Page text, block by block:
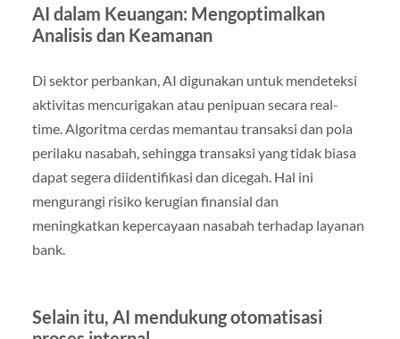
AI dalam Keuangan: Mengoptimalkan
Analisis dan Keamanan
Di sektor perbankan, AI digunakan untuk mendeteksi
aktivitas mencurigakan atau penipuan secara real-
time. Algoritma cerdas memantau transaksi dan pola
perilaku nasabah, sehingga transaksi yang tidak biasa
dapat segera diidentifikasi dan dicegah. Hal ini
mengurangi risiko kerugian finansial dan
meningkatkan kepercayaan nasabah terhadap layanan
bank.
Selain itu, AI mendukung otomatisasi